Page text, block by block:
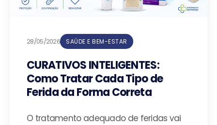
28/05/2026 SAÚDE E BEM-ESTAR
CURATIVOS INTELIGENTES:
Como Tratar Cada Tipo de
Ferida da Forma Correta
O tratamento adequado de feridas vai